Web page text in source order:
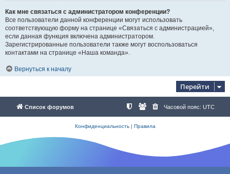
Как мне связаться с администратором конференции?
Все пользователи данной конференции могут использовать
соответствующую форму на странице «Связаться с администрацией»,
если данная функция включена администратором.
Зарегистрированные пользователи также могут воспользоваться
контактами на странице «Наша команда».
Вернуться к началу
Перейти
Список форумов Часовой пояс: UTC
Конфиденциальность| Правила